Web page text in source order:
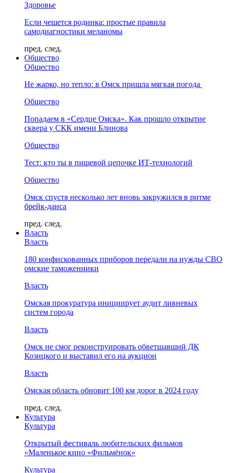
Здоровье
Если чешется родинка: простые правила
самодиагностики меланомы
пред. след.
Общество
Общество
Не жарко, но тепло: в Омск пришла мягкая погода
Общество
Попадаем в «Сердце Омска». Как прошло открытие
сквера у СКК имени Блинова
Общество
Тест: кто ты в пищевой цепочке ИТ-технологий
Общество
Омск спустя несколько лет вновь закружился в ритме
брейк-данса
пред. след.
Власть
Власть
180 конфискованных приборов передали на нужды СВО
омские таможенники
Власть
Омская прокуратура инициирует аудит ливневых
систем города
Власть
Омск не смог реконструировать обветшавший ДК
Козицкого и выставил его на аукцион
Власть
Омская область обновит 100 км дорог в 2024 году
пред. след.
Культура
Культура
Открытый фестиваль любительских фильмов
«Маленькое кино «Фильмёнок»
Культура